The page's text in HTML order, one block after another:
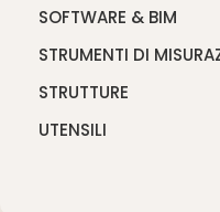
SOFTWARE & BIM
STRUMENTI DI
STRUTTURE
UTENSILI